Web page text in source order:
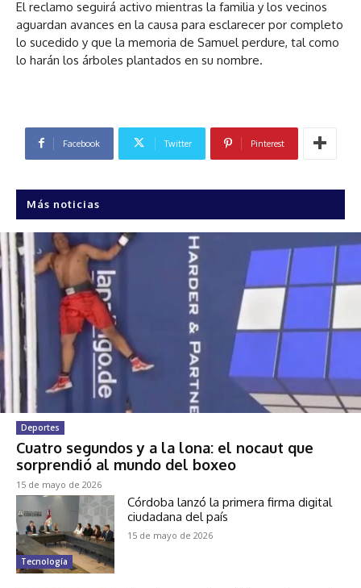
El reclamo seguirá activo mientras la familia y los vecinos
aguardan avances en la causa para esclarecer por completo
lo sucedido y que la memoria de Samuel perdure, tal como
lo harán los árboles plantados en su nombre.
Facebook Twitter Pinterest
Más noticias
Deportes
Cuatro segundos y a la lona: el nocaut que
sorprendió al mundo del boxeo
15 de mayo de 2026
Tecnología
Córdoba lanzó la primera firma digital
ciudadana del país
15 de mayo de 2026